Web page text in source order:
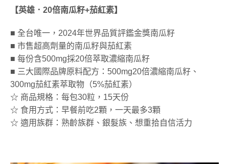
【英雄．20倍南瓜籽+茄紅素】
■ 全台唯一，2024年世界品質評鑑金獎南瓜籽
■ 市售超高劑量的南瓜籽與茄紅素
■ 每份含500mg採20倍萃取濃縮南瓜籽
■ 三大國際品牌原料配方：500mg20倍濃縮南瓜籽、
300mg茄紅素萃取物（5%茄紅素）
☆ 商品規格：每包30粒，15天份
☆ 食用方式：早餐前吃2顆，一天最多3顆
☆ 適用族群：熟齡族群、銀髮族、想重拾自信活力